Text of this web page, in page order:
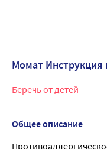
Момат
Беречь от детей
Общее описание